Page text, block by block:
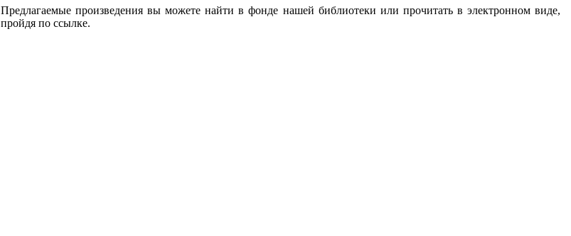
Предлагаемые произведения вы можете найти в фонде нашей библиотеки или прочитать в электронном виде,
пройдя по ссылке.